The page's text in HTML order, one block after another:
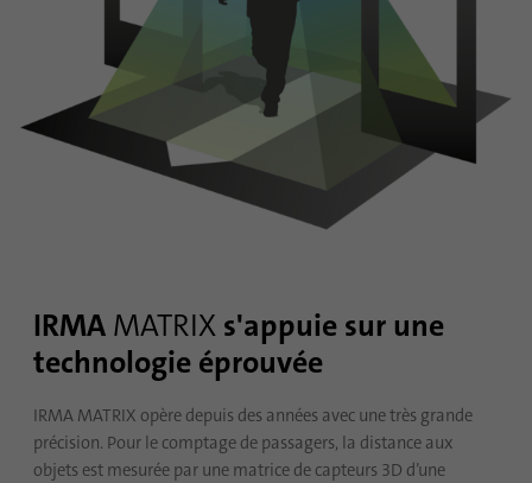
IRMA MATRIXs'appuie sur une
technologie éprouvée
IRMA MATRIX opère depuis des années avec une très grande
précision. Pour le comptage de passagers, la distance aux
objets est mesurée par une matrice de capteurs 3D d’une
Ce cookie est utilisé pour stocker le
consentement des clients à l'utilisation de
cookies non essentiels
Nom li_sugr
.linkedin.com
correspondances probabilistes de l'identité
d'un utilisateur en dehors des pays
désignés.
Nom bscookie